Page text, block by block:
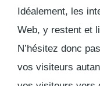
Idéalement, les
Web, y restent et
N’hésitez donc
vos visiteurs